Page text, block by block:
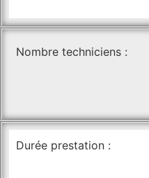
Nombre techniciens :
Durée prestation :